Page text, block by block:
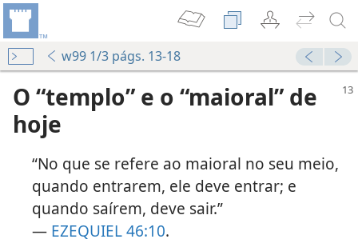
w99 1/3 págs. 13-18
O “templo” e o “maioral” de
hoje
“No que se refere ao maioral no seu meio,
quando entrarem, ele deve entrar; e
quando saírem, deve sair.”
— EZEQUIEL 46:10.